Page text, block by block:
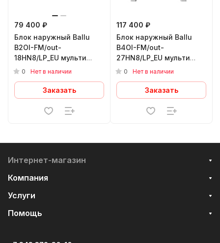
79 400 ₽
Блок наружный Ballu
B2OI-FM/out-
18HN8/LP_EU мульти
сплит-системы,
0 Нет в наличии
Заказать
117 400 ₽
Блок наружный Ballu
B4OI-FM/out-
27HN8/LP_EU мульти
сплит-системы,
0 Нет в наличии
Заказать
Интернет-магазин
Компания
Услуги
Помощь